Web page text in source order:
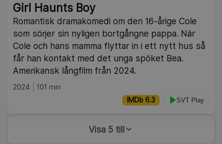
Girl Haunts Boy
Romantisk dramakomedi om den 16-årige Cole
som sörjer sin nyligen bortgångne pappa. När
Cole och hans mamma flyttar in i ett nytt hus så
får han kontakt med det unga spöket Bea.
Amerikansk långfilm från 2024.
2024 101 min
IMDb 6.3 SVT Play
Visa 5 till